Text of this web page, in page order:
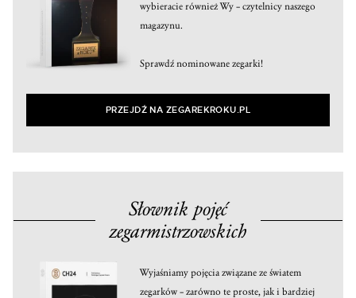
wybieracie również Wy – czytelnicy naszego
magazynu.
Sprawdź nominowane zegarki!
PRZEJDŹ NA ZEGAREKROKU.PL
Słownik pojęć
zegarmistrzowskich
Wyjaśniamy pojęcia związane ze światem
zegarków – zarówno te proste, jak i bardziej